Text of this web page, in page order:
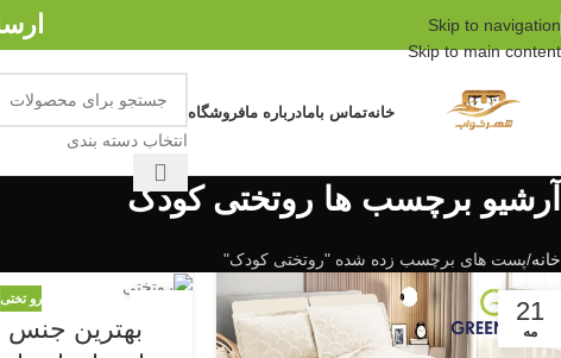
Skip to navigation
Skip to main content
خانهتماس بامادرباره مافروشگاه
انتخاب دسته بندی
آرشیو برچسب ها روتختی کودک
خانه پست های برچسب زده شده "روتختی کودک"
21
مه
رو تختی
بهترین جنس